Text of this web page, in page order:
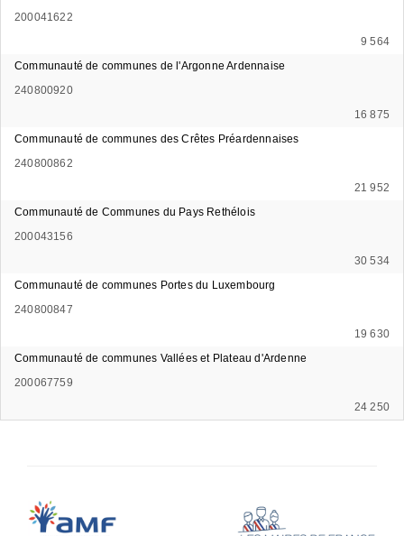
200041622
9 564
Communauté de communes de l'Argonne Ardennaise
240800920
16 875
Communauté de communes des Crêtes Préardennaises
240800862
21 952
Communauté de Communes du Pays Rethélois
200043156
30 534
Communauté de communes Portes du Luxembourg
240800847
19 630
Communauté de communes Vallées et Plateau d'Ardenne
200067759
24 250